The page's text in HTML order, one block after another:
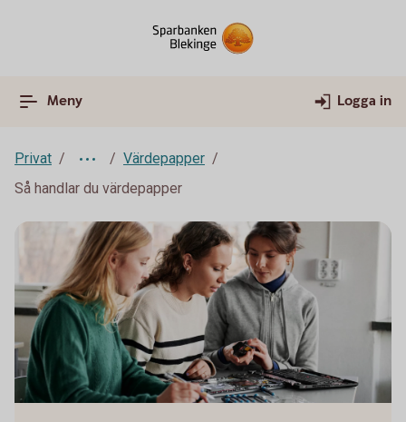
Meny Logga in
Privat
Värdepapper
Så handlar du värdepapper